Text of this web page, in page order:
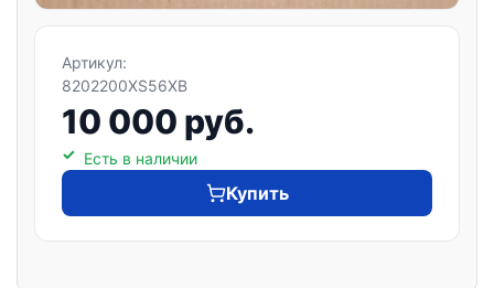
Артикул:
8202200XS56XB
10 000 руб.
Есть в наличии
Купить